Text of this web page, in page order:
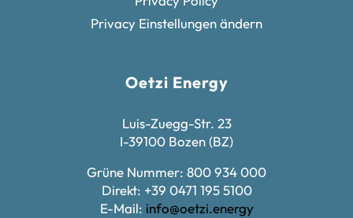
Privacy Einstellungen ändern
Oetzi Energy
Luis-Zuegg-Str. 23
I-39100 Bozen (BZ)
Grüne Nummer: 800 934 000
Direkt: +39 0471 195 5100
E-Mail: info@oetzi.energy